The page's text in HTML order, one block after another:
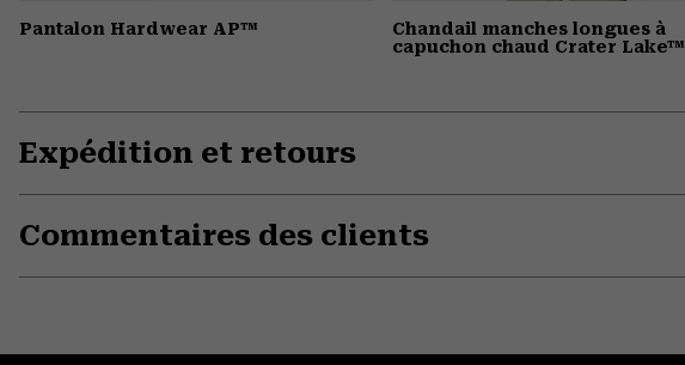
Pantalon Hardwear AP™
Chandail manches longues à
capuchon chaud Crater Lake™
Expédition et retours
Commentaires des clients